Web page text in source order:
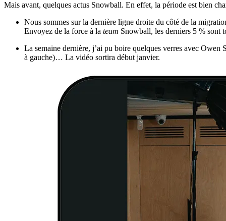
Mais avant, quelques actus Snowball. En effet, la période est bien
Nous sommes sur la dernière ligne droite du côté de la
Envoyez de la force à la team Snowball, les derniers 5 % sont
La semaine dernière, j’ai pu boire quelques verres avec Owen
à gauche)… La vidéo sortira début janvier.